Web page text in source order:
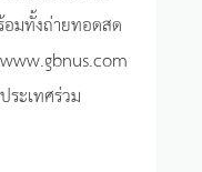
อมทั้งถ่ายทอดสด
ะเทศร่วม